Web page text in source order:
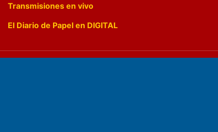
Transmisiones en vivo
El Diario de Papel en DIGITAL